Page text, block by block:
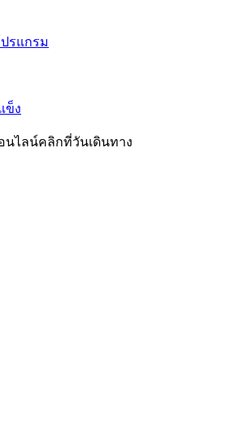
รแกรม
ข็ง
นไลน์คลิกที่วันเดินทาง